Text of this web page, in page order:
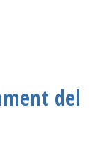
del